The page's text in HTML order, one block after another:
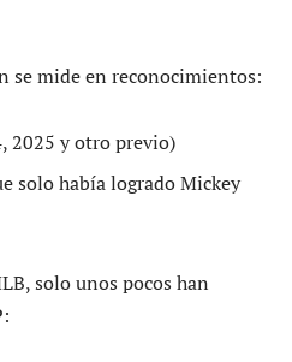
se mide en reconocimientos:
2025 y otro previo)
solo había logrado Mickey
solo unos pocos han